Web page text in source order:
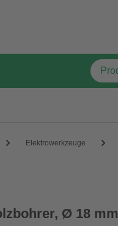
Elektrowerkzeuge
Ø 18 mm